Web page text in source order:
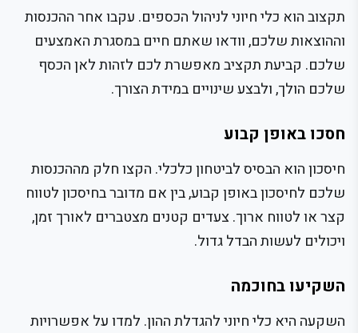
תקצוב הוא כלי חיוני לניהול הכספים. עקבו אחר ההכנסות
וההוצאות שלכם, וודאו שאתם חיים במסגרת האמצעים
שלכם. קביעת תקציב מאפשרת לכם לזהות לאן הכסף
שלכם הולך, ולבצע שינויים במידת הצורך.
חסכו באופן קבוע
חיסכון הוא הבסיס לביטחון כלכלי. הקצו חלק מההכנסות
שלכם לחיסכון באופן קבוע, בין אם מדובר בחיסכון לטווח
קצר או לטווח ארוך. צעדים קטנים מצטברים לאורך זמן,
ויכולים לעשות הבדל גדול.
השקיעו בחוכמה
השקעה היא כלי חיוני להגדלת ההון. למדו על אפשרויות